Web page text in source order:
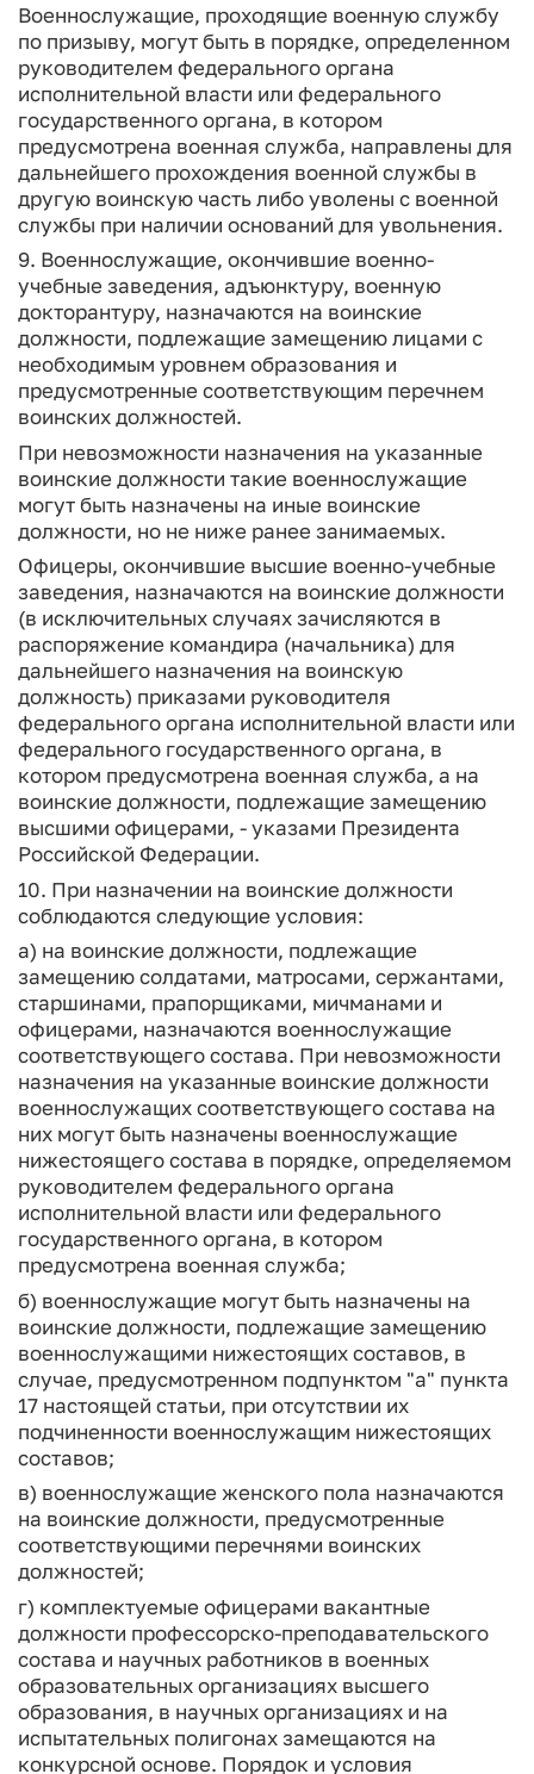
Военнослужащие, проходящие военную службу
по призыву, могут быть в порядке, определенном
руководителем федерального органа
исполнительной власти или федерального
государственного органа, в котором
предусмотрена военная служба, направлены для
дальнейшего прохождения военной службы в
другую воинскую часть либо уволены с военной
службы при наличии оснований для увольнения.
9. Военнослужащие, окончившие военно-
учебные заведения, адъюнктуру, военную
докторантуру, назначаются на воинские
должности, подлежащие замещению лицами с
необходимым уровнем образования и
предусмотренные соответствующим перечнем
воинских должностей.
При невозможности назначения на указанные
воинские должности такие военнослужащие
могут быть назначены на иные воинские
должности, но не ниже ранее занимаемых.
Офицеры, окончившие высшие военно-учебные
заведения, назначаются на воинские должности
(в исключительных случаях зачисляются в
распоряжение командира (начальника) для
дальнейшего назначения на воинскую
должность) приказами руководителя
федерального органа исполнительной власти или
федерального государственного органа, в
котором предусмотрена военная служба, а на
воинские должности, подлежащие замещению
высшими офицерами, - указами Президента
Российской Федерации.
10. При назначении на воинские должности
соблюдаются следующие условия:
а) на воинские должности, подлежащие
замещению солдатами, матросами, сержантами,
старшинами, прапорщиками, мичманами и
офицерами, назначаются военнослужащие
соответствующего состава. При невозможности
назначения на указанные воинские должности
военнослужащих соответствующего состава на
них могут быть назначены военнослужащие
нижестоящего состава в порядке, определяемом
руководителем федерального органа
исполнительной власти или федерального
государственного органа, в котором
предусмотрена военная служба;
б) военнослужащие могут быть назначены на
воинские должности, подлежащие замещению
военнослужащими нижестоящих составов, в
случае, предусмотренном подпунктом "а" пункта
17 настоящей статьи, при отсутствии их
подчиненности военнослужащим нижестоящих
составов;
в) военнослужащие женского пола назначаются
на воинские должности, предусмотренные
соответствующими перечнями воинских
должностей;
г) комплектуемые офицерами вакантные
должности профессорско-преподавательского
состава и научных работников в военных
образовательных организациях высшего
образования, в научных организациях и на
испытательных полигонах замещаются на
конкурсной основе. Порядок и условия